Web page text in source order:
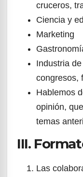
cruceros,
Ciencia y
Marketing
Industria
congresos,
Hablemos
opinión,
temas
III.
Las